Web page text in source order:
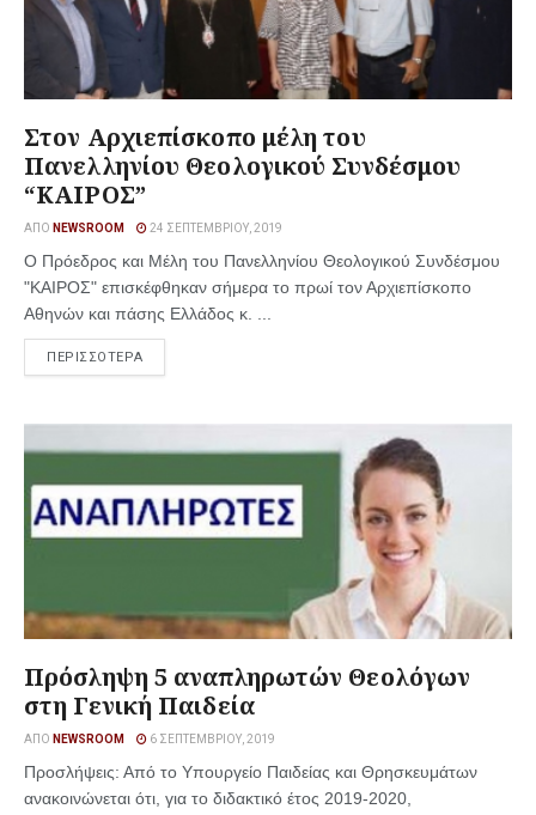
Στον Αρχιεπίσκοπο μέλη του
Πανελληνίου Θεολογικού Συνδέσμου
“ΚΑΙΡΟΣ”
ΑΠΌ NEWSROOM 24 ΣΕΠΤΕΜΒΡΊΟΥ, 2019
Ο Πρόεδρος και Μέλη του Πανελληνίου Θεολογικού Συνδέσμου
"ΚΑΙΡΟΣ" επισκέφθηκαν σήμερα το πρωί τον Αρχιεπίσκοπο
Αθηνών και πάσης Ελλάδος κ. ...
ΠΕΡΙΣΣΟΤΕΡΑ
Πρόσληψη 5 αναπληρωτών Θεολόγων
στη Γενική Παιδεία
ΑΠΌ NEWSROOM 6 ΣΕΠΤΕΜΒΡΊΟΥ, 2019
Προσλήψεις: Από το Υπουργείο Παιδείας και Θρησκευμάτων
ανακοινώνεται ότι, για το διδακτικό έτος 2019-2020,